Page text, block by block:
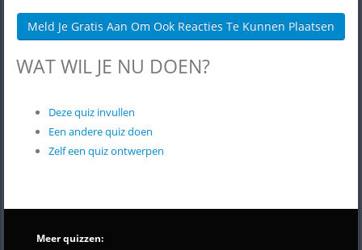
Meld Je Gratis Aan Om Ook Reacties Te Kunnen Plaatsen
WAT WIL JE NU DOEN?
Deze quiz invullen
Een andere quiz doen
Zelf een quiz ontwerpen
Meer quizzen: